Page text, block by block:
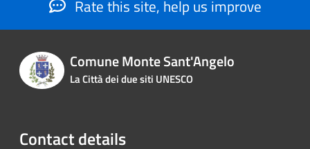
Rate this site, help us improve
Comune Monte Sant'Angelo
La Città dei due siti UNESCO
Contact details